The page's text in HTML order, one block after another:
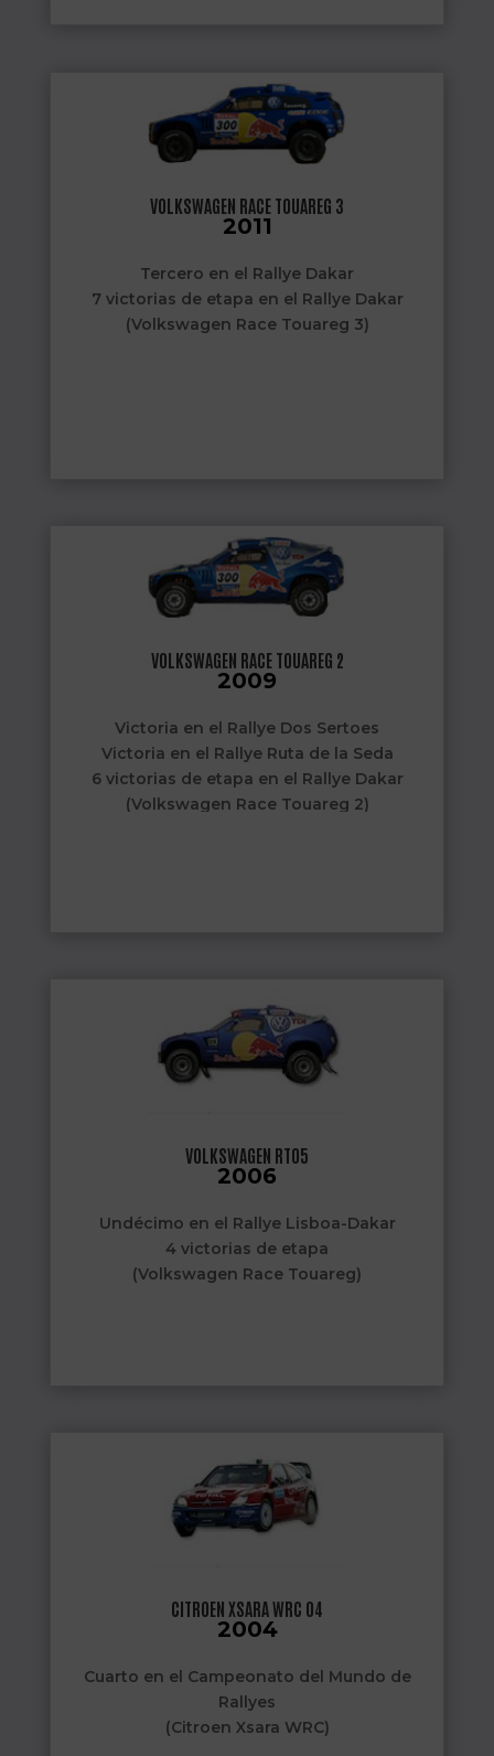
VOLKSWAGEN RACE TOUAREG 3
2011
Tercero en el Rallye Dakar
7 victorias de etapa en el Rallye Dakar
(Volkswagen Race Touareg 3)
VOLKSWAGEN RACE TOUAREG 2
2009
Victoria en el Rallye Dos Sertoes
Victoria en el Rallye Ruta de la Seda
6 victorias de etapa en el Rallye Dakar
(Volkswagen Race Touareg 2)
VOLKSWAGEN RT05
2006
Undécimo en el Rallye Lisboa-Dakar
4 victorias de etapa
(Volkswagen Race Touareg)
(Volkswagen Race Touareg)
2008
CITROEN XSARA WRC 04
2004
Cuarto en el Campeonato del Mundo de
Rallyes
(Citroen Xsara WRC)